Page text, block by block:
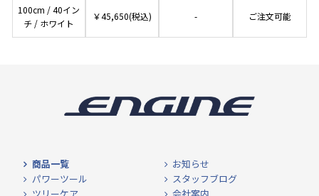
100cm / 40イン
チ / ホワイト
￥45,650(税込) - ご注文可能
商品一覧
パワーツール
お知らせ
スタッフブログ